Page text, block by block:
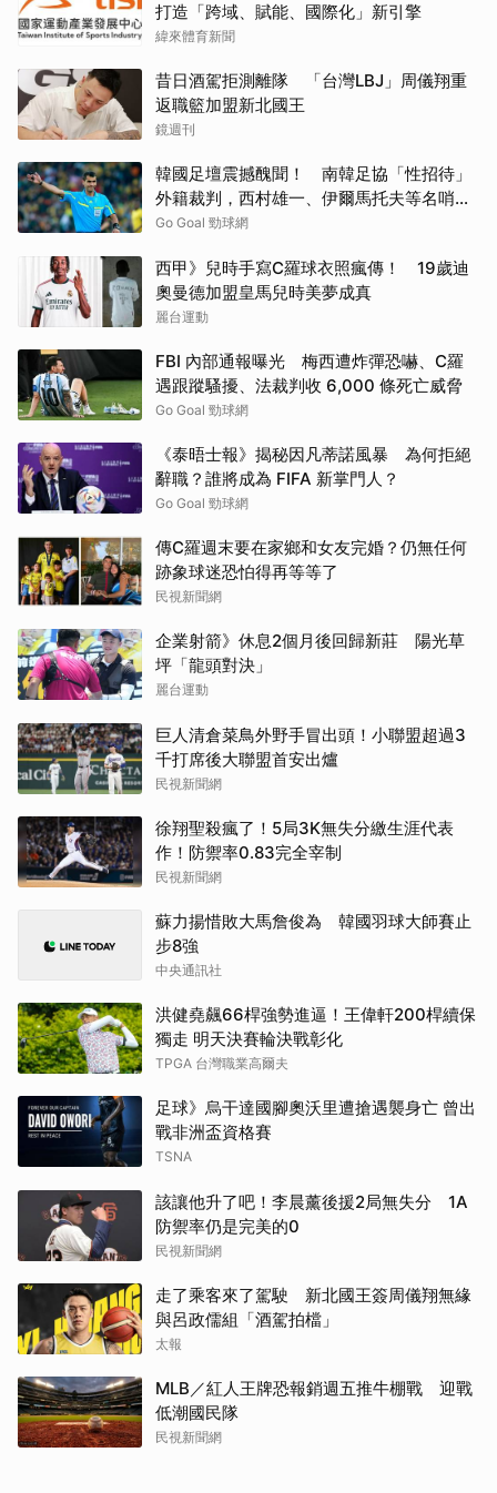
打造「跨域、賦能、國際化」新引擎
緯來體育新聞
昔日酒駕拒測離隊 「台灣LBJ」周儀翔重
返職籃加盟新北國王
鏡週刊
韓國足壇震撼醜聞！ 南韓足協「性招待」
外籍裁判，西村雄一、伊爾馬托夫等名哨捲
入爭議
Go Goal 勁球網
西甲》兒時手寫C羅球衣照瘋傳！ 19歲迪
奧曼德加盟皇馬兒時美夢成真
麗台運動
FBI 內部通報曝光 梅西遭炸彈恐嚇、C羅
遇跟蹤騷擾、法裁判收 6,000 條死亡威脅
Go Goal 勁球網
《泰晤士報》揭秘因凡蒂諾風暴 為何拒絕
辭職？誰將成為 FIFA 新掌門人？
Go Goal 勁球網
傳C羅週末要在家鄉和女友完婚？仍無任何
跡象球迷恐怕得再等等了
民視新聞網
企業射箭》休息2個月後回歸新莊 陽光草
坪「龍頭對決」
麗台運動
巨人清倉菜鳥外野手冒出頭！小聯盟超過3
千打席後大聯盟首安出爐
民視新聞網
徐翔聖殺瘋了！5局3K無失分繳生涯代表
作！防禦率0.83完全宰制
民視新聞網
蘇力揚惜敗大馬詹俊為 韓國羽球大師賽止
步8強
中央通訊社
洪健堯飆66桿強勢進逼！王偉軒200桿續保
獨走 明天決賽輪決戰彰化
TPGA 台灣職業高爾夫
足球》烏干達國腳奧沃里遭搶遇襲身亡 曾出
戰非洲盃資格賽
TSNA
該讓他升了吧！李晨薰後援2局無失分 1A
防禦率仍是完美的0
民視新聞網
走了乘客來了駕駛 新北國王簽周儀翔無緣
與呂政儒組「酒駕拍檔」
太報
MLB／紅人王牌恐報銷週五推牛棚戰 迎戰
低潮國民隊
民視新聞網